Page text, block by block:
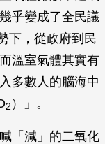
乎變成了全民議
下，從政府到民
溫室氣體其實有
多數人的腦海中
2 ）」。
「減」的二氧化